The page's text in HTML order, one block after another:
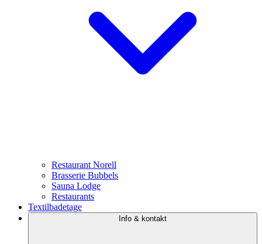
Restaurant Norell
Brasserie Bubbels
Sauna Lodge
Restaurants
Textilbadetage
Info & kontakt